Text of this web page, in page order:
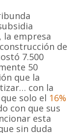
la empresa
de
7.500
50
que la
con la
solo el 16%
con que sus
esta
sin duda